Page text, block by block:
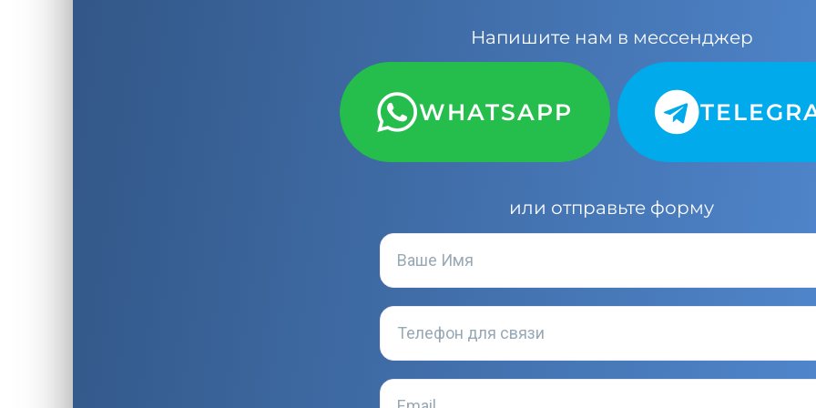
Напишите нам в мессенджер
WHATSAPP
или отправьте форму